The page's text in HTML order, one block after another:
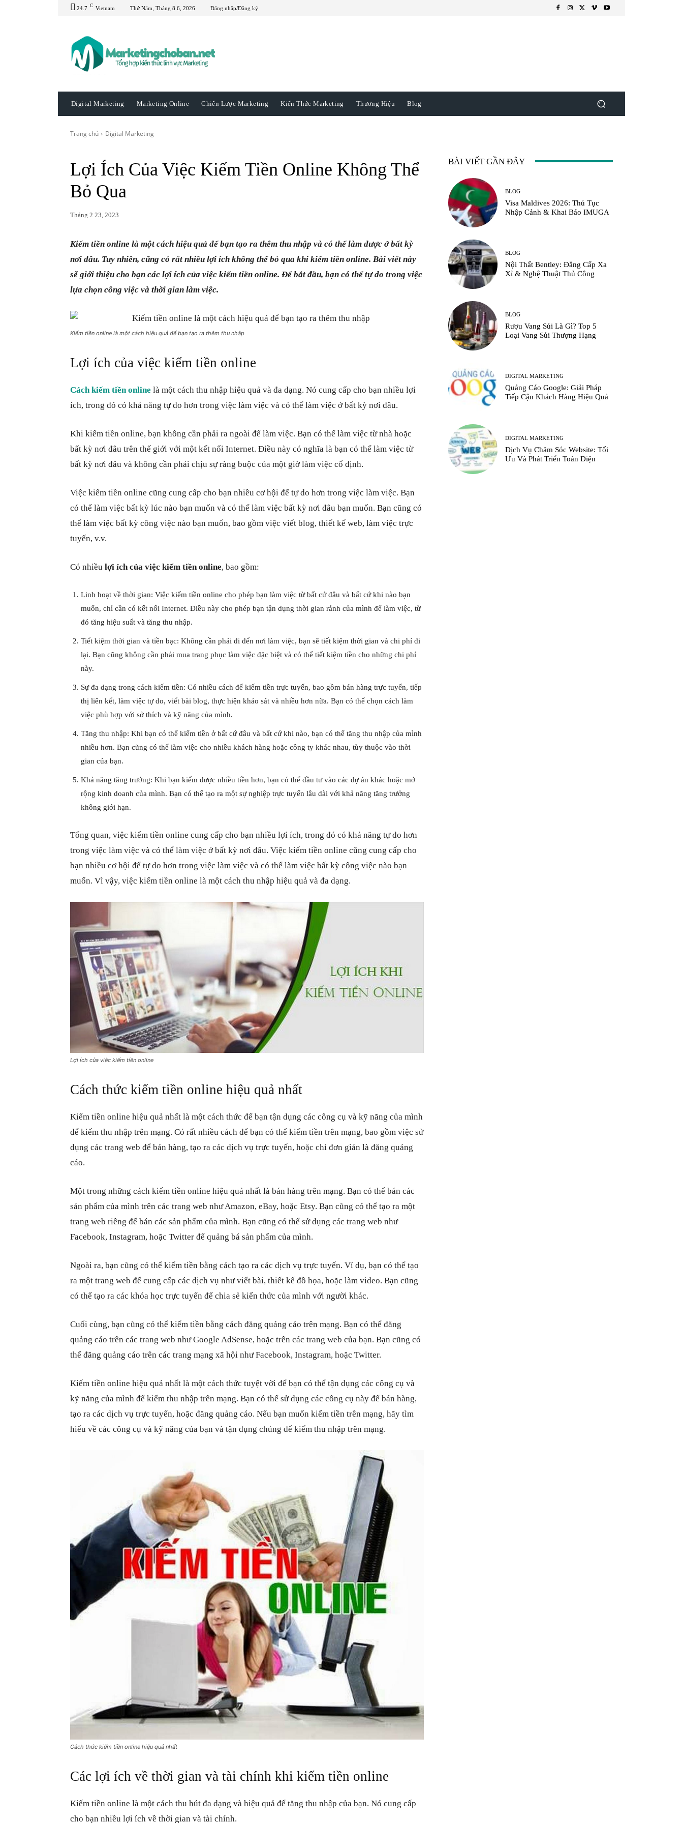
24.7 C Vietnam Thứ Năm, Tháng 8 6, 2026 Đăng nhập/Đăng ký
Digital Marketing Marketing Online Chiến Lược Marketing Kiến Thức Marketing Thương Hiệu Blog
Trang chủ Digital Marketing
Lợi Ích Của Việc Kiếm Tiền Online Không Thể
Bỏ Qua
Tháng 2 23, 2023
Kiếm tiền online là một cách hiệu quả để bạn tạo ra thêm thu nhập và có thể làm được ở bất kỳ
nơi đâu. Tuy nhiên, cũng có rất nhiều lợi ích không thể bỏ qua khi kiếm tiền online. Bài viết này
sẽ giới thiệu cho bạn các lợi ích của việc kiếm tiền online. Để bắt đầu, bạn có thể tự do trong việc
lựa chọn công việc và thời gian làm việc.
Kiếm tiền online là một cách hiệu quả để bạn tạo ra thêm thu nhập
Lợi ích của việc kiếm tiền online
Cách kiếm tiền online là một cách thu nhập hiệu quả và đa dạng. Nó cung cấp cho bạn nhiều lợi
ích, trong đó có khả năng tự do hơn trong việc làm việc và có thể làm việc ở bất kỳ nơi đâu.
Khi kiếm tiền online, bạn không cần phải ra ngoài để làm việc. Bạn có thể làm việc từ nhà hoặc
bất kỳ nơi đâu trên thế giới với một kết nối Internet. Điều này có nghĩa là bạn có thể làm việc từ
bất kỳ nơi đâu và không cần phải chịu sự ràng buộc của một giờ làm việc cố định.
Việc kiếm tiền online cũng cung cấp cho bạn nhiều cơ hội để tự do hơn trong việc làm việc. Bạn
có thể làm việc bất kỳ lúc nào bạn muốn và có thể làm việc bất kỳ nơi đâu bạn muốn. Bạn cũng có
thể làm việc bất kỳ công việc nào bạn muốn, bao gồm việc viết blog, thiết kế web, làm việc trực
tuyến, v.v.
Có nhiều lợi ích của việc kiếm tiền online, bao gồm:
Linh hoạt về thời gian: Việc kiếm tiền online cho phép bạn làm việc từ bất cứ đâu và bất cứ khi nào bạn
muốn, chỉ cần có kết nối Internet. Điều này cho phép bạn tận dụng thời gian rảnh của mình để làm việc, từ
đó tăng hiệu suất và tăng thu nhập.
Tiết kiệm thời gian và tiền bạc: Không cần phải đi đến nơi làm việc, bạn sẽ tiết kiệm thời gian và chi phí đi
lại. Bạn cũng không cần phải mua trang phục làm việc đặc biệt và có thể tiết kiệm tiền cho những chi phí
này.
Sự đa dạng trong cách kiếm tiền: Có nhiều cách để kiếm tiền trực tuyến, bao gồm bán hàng trực tuyến, tiếp
thị liên kết, làm việc tự do, viết bài blog, thực hiện khảo sát và nhiều hơn nữa. Bạn có thể chọn cách làm
việc phù hợp với sở thích và kỹ năng của mình.
Tăng thu nhập: Khi bạn có thể kiếm tiền ở bất cứ đâu và bất cứ khi nào, bạn có thể tăng thu nhập của mình
nhiều hơn. Bạn cũng có thể làm việc cho nhiều khách hàng hoặc công ty khác nhau, tùy thuộc vào thời
gian của bạn.
Khả năng tăng trưởng: Khi bạn kiếm được nhiều tiền hơn, bạn có thể đầu tư vào các dự án khác hoặc mở
rộng kinh doanh của mình. Bạn có thể tạo ra một sự nghiệp trực tuyến lâu dài với khả năng tăng trưởng
không giới hạn.
Tổng quan, việc kiếm tiền online cung cấp cho bạn nhiều lợi ích, trong đó có khả năng tự do hơn
trong việc làm việc và có thể làm việc ở bất kỳ nơi đâu. Việc kiếm tiền online cũng cung cấp cho
bạn nhiều cơ hội để tự do hơn trong việc làm việc và có thể làm việc bất kỳ công việc nào bạn
muốn. Vì vậy, việc kiếm tiền online là một cách thu nhập hiệu quả và đa dạng.
Lợi ích của việc kiếm tiền online
Cách thức kiếm tiền online hiệu quả nhất
Kiếm tiền online hiệu quả nhất là một cách thức để bạn tận dụng các công cụ và kỹ năng của mình
để kiếm thu nhập trên mạng. Có rất nhiều cách để bạn có thể kiếm tiền trên mạng, bao gồm việc sử
dụng các trang web để bán hàng, tạo ra các dịch vụ trực tuyến, hoặc chỉ đơn giản là đăng quảng
cáo.
Một trong những cách kiếm tiền online hiệu quả nhất là bán hàng trên mạng. Bạn có thể bán các
sản phẩm của mình trên các trang web như Amazon, eBay, hoặc Etsy. Bạn cũng có thể tạo ra một
trang web riêng để bán các sản phẩm của mình. Bạn cũng có thể sử dụng các trang web như
Facebook, Instagram, hoặc Twitter để quảng bá sản phẩm của mình.
Ngoài ra, bạn cũng có thể kiếm tiền bằng cách tạo ra các dịch vụ trực tuyến. Ví dụ, bạn có thể tạo
ra một trang web để cung cấp các dịch vụ như viết bài, thiết kế đồ họa, hoặc làm video. Bạn cũng
có thể tạo ra các khóa học trực tuyến để chia sẻ kiến thức của mình với người khác.
Cuối cùng, bạn cũng có thể kiếm tiền bằng cách đăng quảng cáo trên mạng. Bạn có thể đăng
quảng cáo trên các trang web như Google AdSense, hoặc trên các trang web của bạn. Bạn cũng có
thể đăng quảng cáo trên các trang mạng xã hội như Facebook, Instagram, hoặc Twitter.
Kiếm tiền online hiệu quả nhất là một cách thức tuyệt vời để bạn có thể tận dụng các công cụ và
kỹ năng của mình để kiếm thu nhập trên mạng. Bạn có thể sử dụng các công cụ này để bán hàng,
tạo ra các dịch vụ trực tuyến, hoặc đăng quảng cáo. Nếu bạn muốn kiếm tiền trên mạng, hãy tìm
hiểu về các công cụ và kỹ năng của bạn và tận dụng chúng để kiếm thu nhập trên mạng.
Cách thức kiếm tiền online hiệu quả nhất
Các lợi ích về thời gian và tài chính khi kiếm tiền online
Kiếm tiền online là một cách thu hút đa dạng và hiệu quả để tăng thu nhập của bạn. Nó cung cấp
cho bạn nhiều lợi ích về thời gian và tài chính.
BÀI VIẾT GẦN ĐÂY
BLOG
Visa Maldives 2026: Thủ Tục
Nhập Cảnh & Khai Báo IMUGA
BLOG
Nội Thất Bentley: Đẳng Cấp Xa
Xỉ & Nghệ Thuật Thủ Công
BLOG
Rượu Vang Sủi Là Gì? Top 5
Loại Vang Sủi Thượng Hạng
DIGITAL MARKETING
Quảng Cáo Google: Giải Pháp
Tiếp Cận Khách Hàng Hiệu Quả
DIGITAL MARKETING
Dịch Vụ Chăm Sóc Website: Tối
Ưu Và Phát Triển Toàn Diện